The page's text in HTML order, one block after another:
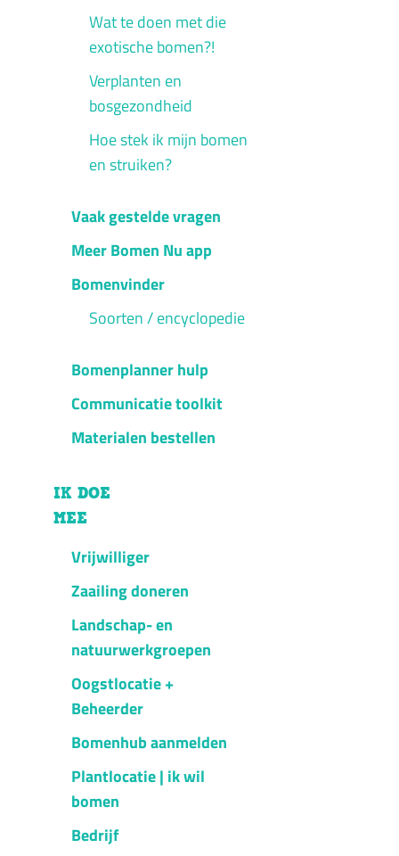
Wat te doen met die
exotische bomen?!
Verplanten en
bosgezondheid
Hoe stek ik mijn bomen
en struiken?
Vaak gestelde vragen
Meer Bomen Nu app
Bomenvinder
Soorten / encyclopedie
Bomenplanner hulp
Communicatie toolkit
Materialen bestellen
IK DOE
MEE
Vrijwilliger
Zaailing doneren
Landschap- en
natuurwerkgroepen
Oogstlocatie +
Beheerder
Bomenhub aanmelden
Plantlocatie | ik wil
bomen
Bedrijf